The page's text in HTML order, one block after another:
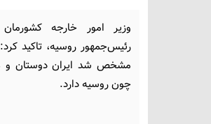
وزیر امور خارجه
رئیس‌جمهور روسیه، تاکید
مشخص شد ایران دوستان و
چون روسیه دارد.